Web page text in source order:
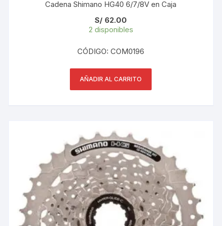
Cadena Shimano HG40 6/7/8V en Caja
S/ 62.00
2 disponibles
CÓDIGO: COM0196
AÑADIR AL CARRITO